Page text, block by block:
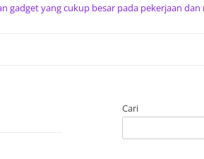
gadget yang cukup besar pada pekerjaan
Cari